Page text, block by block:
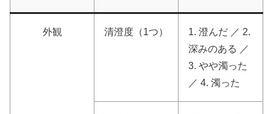
外観 清澄度（1つ）
1. 澄んだ ／ 2.
深みのある ／
3. やや濁った
／ 4. 濁った